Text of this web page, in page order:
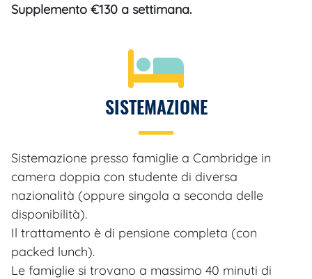
Supplemento €130 a settimana.
SISTEMAZIONE
Sistemazione presso famiglie a Cambridge in
camera doppia con studente di diversa
nazionalità (oppure singola a seconda delle
disponibilità).
Il trattamento è di pensione completa (con
packed lunch).
Le famiglie si trovano a massimo 40 minuti di